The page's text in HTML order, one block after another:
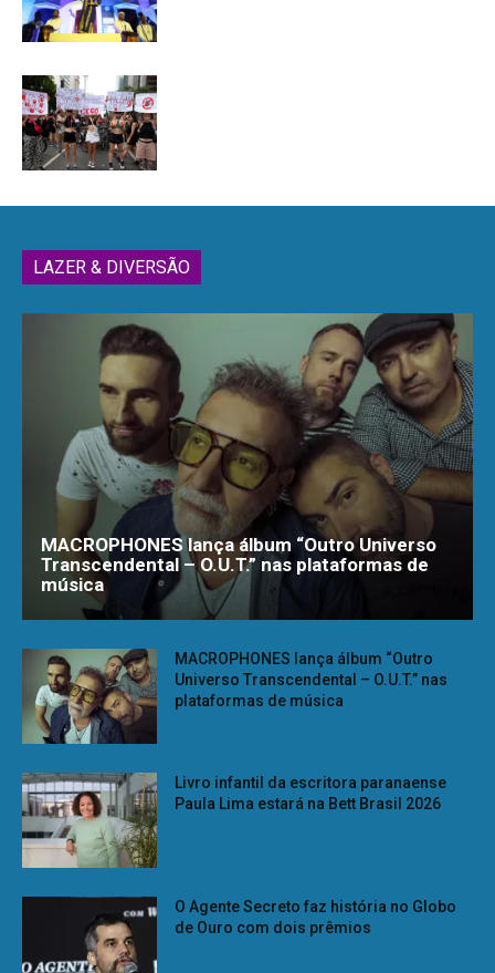
LAZER & DIVERSÃO
MACROPHONES lança álbum “Outro Universo
Transcendental – O.U.T.” nas plataformas de
música
MACROPHONES lança álbum “Outro
Universo Transcendental – O.U.T.” nas
plataformas de música
Livro infantil da escritora paranaense
Paula Lima estará na Bett Brasil 2026
O Agente Secreto faz história no Globo
de Ouro com dois prêmios